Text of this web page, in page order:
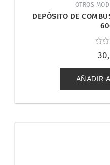
OTROS
DEPÓSITO DE
con
de
5
AÑADIR